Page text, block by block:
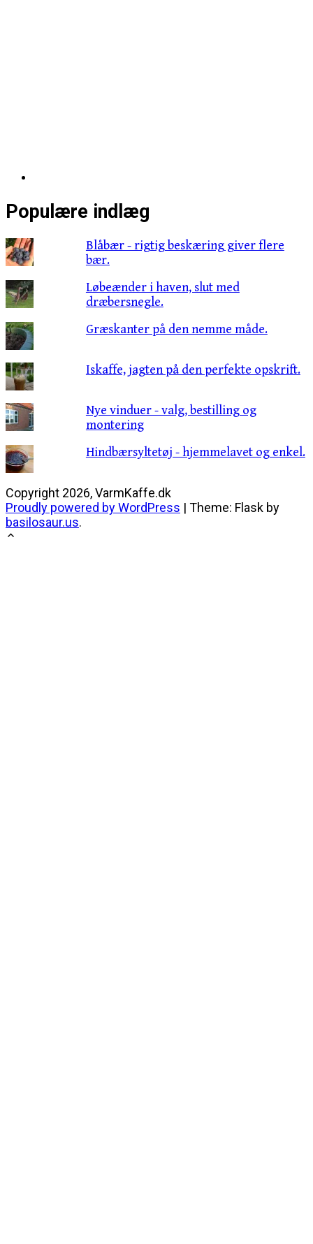
Populære indlæg
Blåbær - rigtig beskæring giver flere
bær.
Løbeænder i haven, slut med
dræbersnegle.
Græskanter på den nemme måde.
Iskaffe, jagten på den perfekte opskrift.
Nye vinduer - valg, bestilling og
montering
Hindbærsyltetøj - hjemmelavet og enkel.
Copyright 2026, VarmKaffe.dk
Proudly powered by WordPress | Theme: Flask by
basilosaur.us.